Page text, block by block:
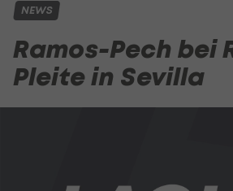
NEWS
Ramos-Pech bei
Pleite in Sevilla